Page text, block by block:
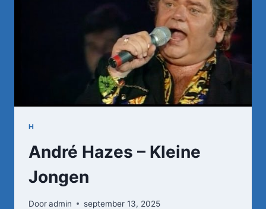
H
André Hazes – Kleine
Jongen
Dooradmin september 13, 2025